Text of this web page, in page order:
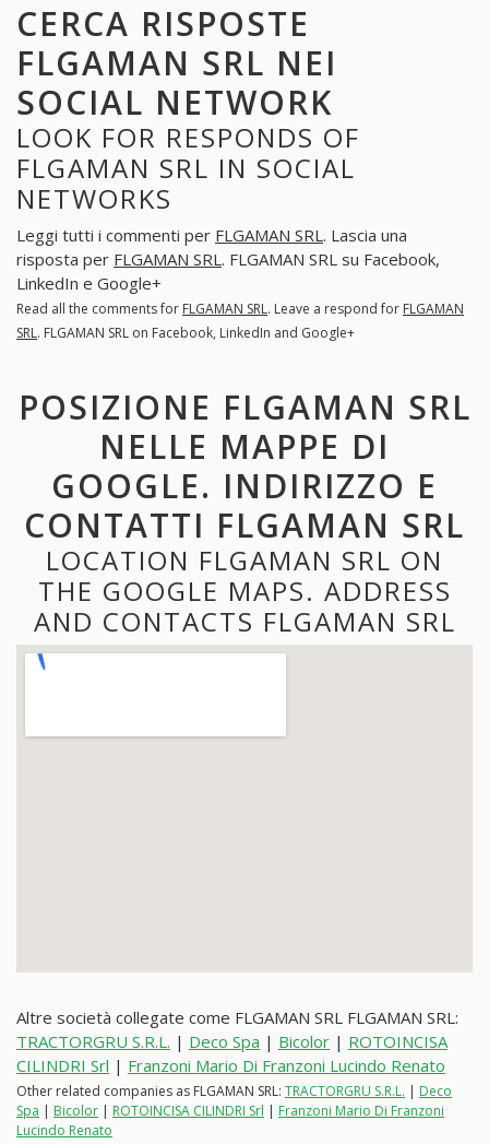
CERCA RISPOSTE
FLGAMAN SRL NEI
SOCIAL NETWORK
LOOK FOR RESPONDS OF
FLGAMAN SRL IN SOCIAL
NETWORKS
Leggi tutti i commenti per FLGAMAN SRL . Lascia una
risposta per FLGAMAN SRL . FLGAMAN SRL su Facebook,
LinkedIn e Google+
Read all the comments for FLGAMAN SRL. Leave a respond for FLGAMAN
SRL. FLGAMAN SRL on Facebook, LinkedIn and Google+
POSIZIONE FLGAMAN SRL
NELLE MAPPE DI
GOOGLE. INDIRIZZO E
CONTATTI FLGAMAN SRL
LOCATION FLGAMAN SRL ON
THE GOOGLE MAPS. ADDRESS
AND CONTACTS FLGAMAN SRL
Altre società collegate come FLGAMAN SRL FLGAMAN SRL:
TRACTORGRU S.R.L. | Deco Spa | Bicolor | ROTOINCISA
CILINDRI Srl | Franzoni Mario Di Franzoni Lucindo Renato
Other related companies as FLGAMAN SRL: TRACTORGRU S.R.L. | Deco
Spa | Bicolor | ROTOINCISA CILINDRI Srl | Franzoni Mario Di Franzoni
Lucindo Renato